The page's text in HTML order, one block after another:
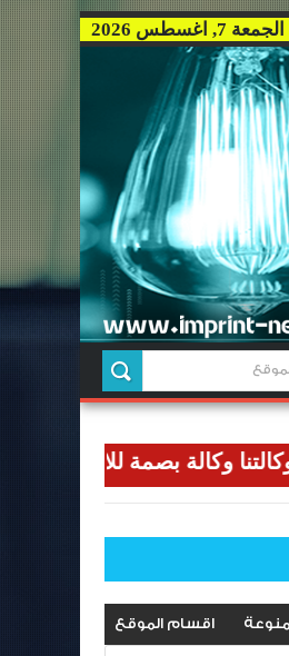
الجمعة 7, اغسطس 2026
بصمة للاخبار وان نوصل
منوعة اقسام الموقع